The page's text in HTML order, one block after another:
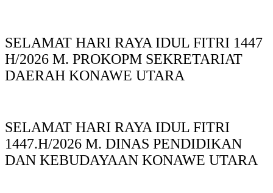
SELAMAT HARI RAYA IDUL FITRI 1447
H/2026 M. PROKOPM SEKRETARIAT
DAERAH KONAWE UTARA
SELAMAT HARI RAYA IDUL FITRI
1447.H/2026 M. DINAS PENDIDIKAN
DAN KEBUDAYAAN KONAWE UTARA